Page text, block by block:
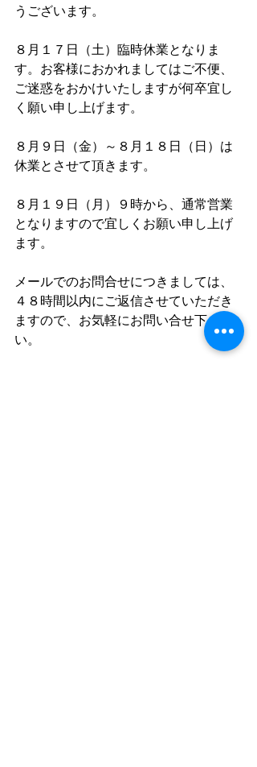
メールお問い合わせはコチラから ☚
うございます。
８月１７日（土）臨時休業となりま
す。お客様におかれましてはご不便、
ご迷惑をおかけいたしますが何卒宜し
く願い申し上げます。
８月９日（金）～８月１８日（日）は
休業とさせて頂きます。
８月１９日（月）９時から、通常営業
となりますので宜しくお願い申し上げ
ます。
メールでのお問合せにつきましては、
４８時間以内にご返信させていただき
ますので、お気軽にお問い合せ下さ
い。